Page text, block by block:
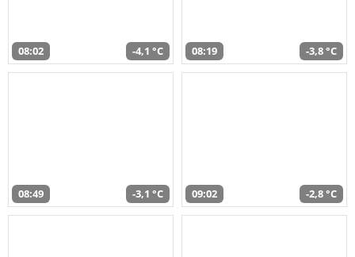
08:02 -4,1 °C 08:19 -3,8 °C
08:49 -3,1 °C 09:02 -2,8 °C